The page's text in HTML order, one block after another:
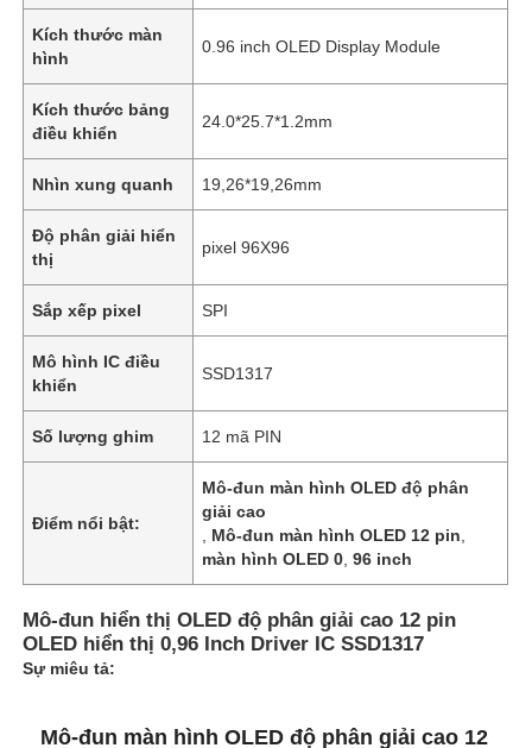
Kích thước màn
hình
0.96 inch OLED Display Module
Kích thước bảng
điều khiển
24.0*25.7*1.2mm
Nhìn xung quanh 19,26*19,26mm
Độ phân giải hiển
thị
pixel 96X96
Sắp xếp pixel SPI
Mô hình IC điều
khiển
SSD1317
Số lượng ghim 12 mã PIN
Điểm nổi bật:
Mô-đun màn hình OLED độ phân
giải cao
Mô-đun màn hình OLED 12 pin
màn hình OLED 0 ,96 inch
Mô-đun hiển thị OLED độ phân giải cao 12 pin
OLED hiển thị 0,96 Inch Driver IC SSD1317
Sự miêu tả:
Mô-đun màn hình OLED độ phân giải cao 12